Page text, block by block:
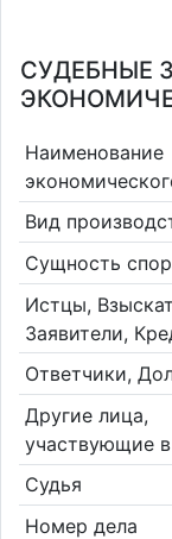
СУДЕБНЫЕ
Наименование
Вид
Сущность
Истцы,
Заявители,
Ответчики,
Другие лица,
участвующие
Судья
Номер дела